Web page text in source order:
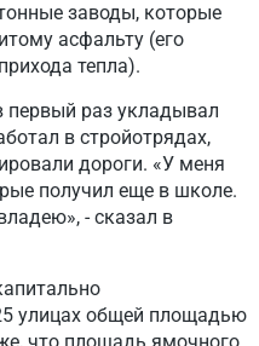
заводы, которые
асфальту (его
тепла).
первый раз укладывал
в стройотрядах,
дороги. «У меня
получил еще в школе.
- сказал в
улицах общей площадью